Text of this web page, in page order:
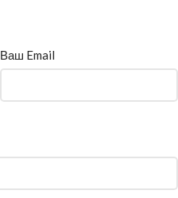
Ваш Email